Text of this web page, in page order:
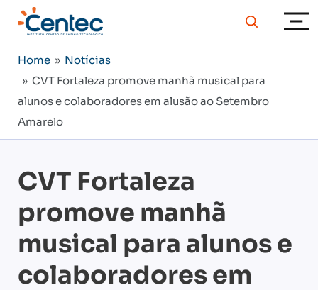
Home » Notícias
» CVT Fortaleza promove manhã musical para
alunos e colaboradores em alusão ao Setembro
Amarelo
CVT Fortaleza
promove manhã
musical para alunos e
colaboradores em